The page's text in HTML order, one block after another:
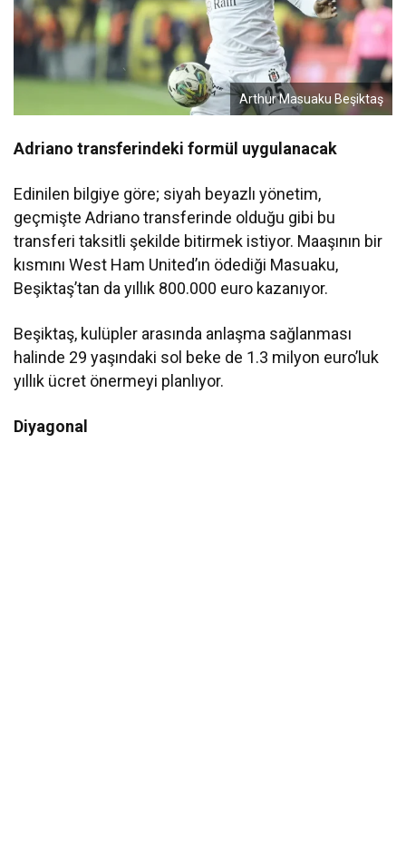
Arthur Masuaku Beşiktaş
Adriano transferindeki formül uygulanacak
Edinilen bilgiye göre; siyah beyazlı yönetim,
geçmişte Adriano transferinde olduğu gibi bu
transferi taksitli şekilde bitirmek istiyor. Maaşının bir
kısmını West Ham United’ın ödediği Masuaku,
Beşiktaş’tan da yıllık 800.000 euro kazanıyor.
Beşiktaş, kulüpler arasında anlaşma sağlanması
halinde 29 yaşındaki sol beke de 1.3 milyon euro’luk
yıllık ücret önermeyi planlıyor.
Diyagonal